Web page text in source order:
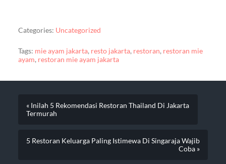
Categories: Uncategorized
Tags: mie ayam jakarta, resto jakarta, restoran, restoran mie
ayam, restoran mie ayam jakarta
« Inilah 5 Rekomendasi Restoran Thailand Di Jakarta
Termurah
5 Restoran Keluarga Paling Istimewa Di Singaraja Wajib
Coba »